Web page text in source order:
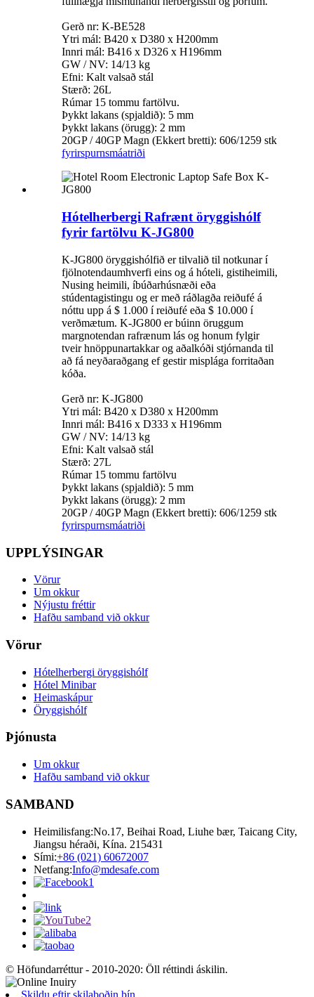
Gerð nr: K-BE528
Ytri mál: B420 x D380 x H200mm
Innri mál: B416 x D326 x H196mm
GW / NV: 14/13 kg
Efni: Kalt valsað stál
Stærð: 26L
Rúmar 15 tommu fartölvu.
Þykkt lakans (spjaldið): 5 mm
Þykkt lakans (örugg): 2 mm
20GP / 40GP Magn (Ekkert bretti): 606/1259 stk
fyrirspurnsmáatriði
Hótelherbergi Rafrænt öryggishólf
fyrir fartölvu K-JG800
K-JG800 öryggishólfið er tilvalið til notkunar í
fjölnotendaumhverfi eins og á hóteli, gistiheimili,
Nusing heimili, íbúðarhúsnæði eða
stúdentagistingu og er með ráðlagða reiðufé á
nóttu upp á $ 1.000 í reiðufé eða $ 10.000 í
verðmætum. K-JG800 er búinn öruggum
margnotendan rafrænum lás og honum fylgir
tveir hnöppunartakkar og aðalkóði stjórnanda til
að fá neyðaraðgang ef gestir misplága forritaðan
kóða.
Gerð nr: K-JG800
Ytri mál: B420 x D380 x H200mm
Innri mál: B416 x D333 x H196mm
GW / NV: 14/13 kg
Efni: Kalt valsað stál
Stærð: 27L
Rúmar 15 tommu fartölvu
Þykkt lakans (spjaldið): 5 mm
Þykkt lakans (örugg): 2 mm
20GP / 40GP Magn (Ekkert bretti): 606/1259 stk
fyrirspurnsmáatriði
UPPLÝSINGAR
Vörur
Um okkur
Nýjustu fréttir
Hafðu samband við okkur
Vörur
Hótelherbergi öryggishólf
Hótel Minibar
Heimaskápur
Öryggishólf
Þjónusta
Um okkur
Hafðu samband við okkur
SAMBAND
Heimilisfang:No.17, Beihai Road, Liuhe bær, Taicang City,
Jiangsu héraði, Kína. 215431
Sími:+86 (021) 60672007
Netfang:Info@mdesafe.com
© Höfundarréttur - 2010-2020: Öll réttindi áskilin.
Skildu eftir skilaboðin þín